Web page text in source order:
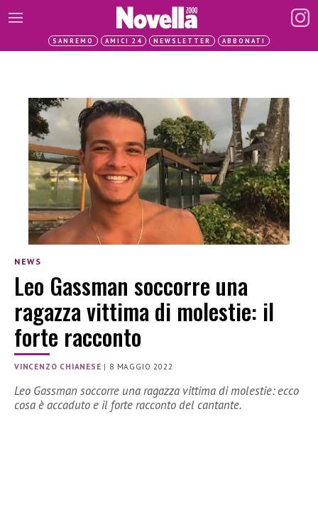
SANREMO AMICI 24 NEWSLETTER ABBONATI
NEWS
Leo Gassman soccorre una
ragazza vittima di molestie: il
forte racconto
VINCENZO CHIANESE | 8 MAGGIO 2022
Leo Gassman soccorre una ragazza vittima di molestie: ecco
cosa è accaduto e il forte racconto del cantante.